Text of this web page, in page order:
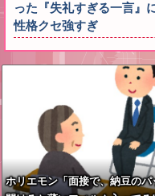
った『失礼すぎる一言』
性格クセ強すぎ
ホリエモン「面接で、納豆のパ